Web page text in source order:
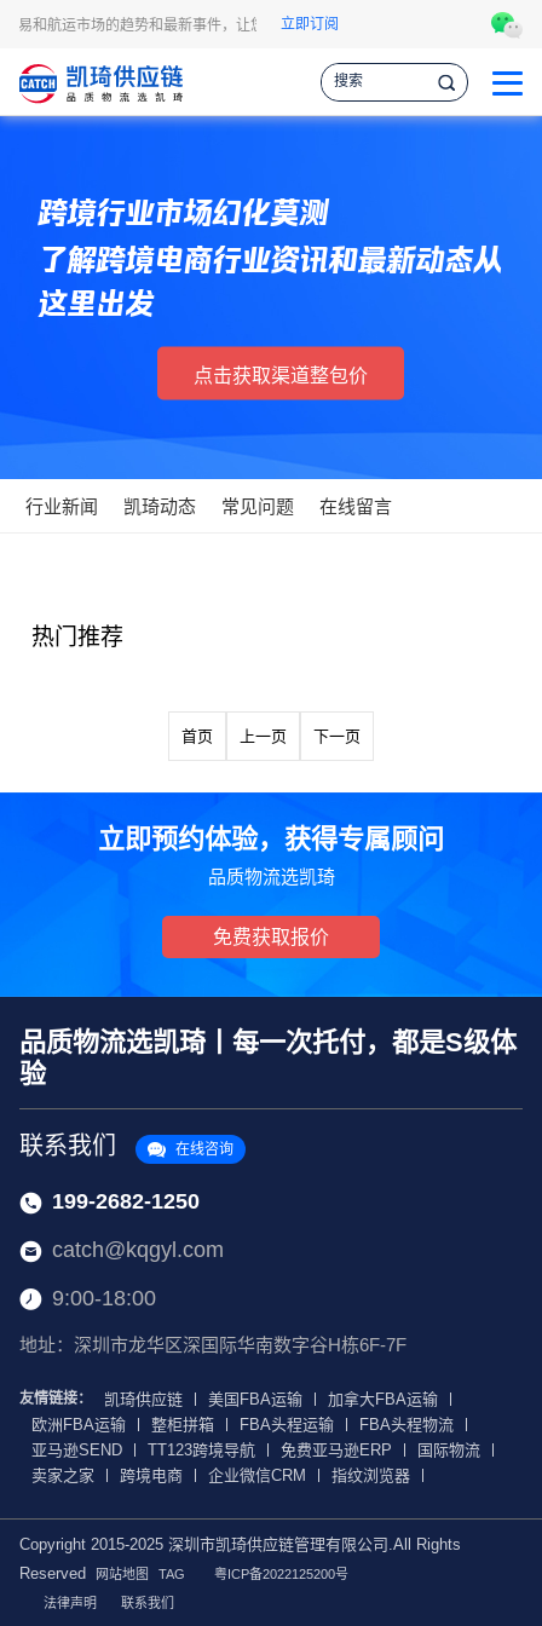
和航运市场的趋势和最新事件，让您掌握各种情报，作出更明智的供应链决策。
立即订阅
跨境行业市场幻化莫测
了解跨境电商行业资讯和最新动态从
这里出发
点击获取渠道整包价
行业新闻 凯琦动态 常见问题 在线留言
热门推荐
首页 上一页 下一页
立即预约体验，获得专属顾问
品质物流选凯琦
免费获取报价
品质物流选凯琦丨每一次托付，都是S级体
验
联系我们 在线咨询
199-2682-1250
catch@kqgyl.com
9:00-18:00
地址：深圳市龙华区深国际华南数字谷H栋6F-7F
友情链接： 凯琦供应链 美国FBA运输
加拿大FBA运输
欧洲FBA运输
整柜拼箱 FBA头程运输
FBA头程物流
亚马逊SEND
TT123跨境导航 免费亚马逊ERP
国际物流
卖家之家
跨境电商 企业微信CRM 指纹浏览器
Copyright 2015-2025 深圳市凯琦供应链管理有限公司.All Rights
Reserved
网站地图 TAG
粤ICP备2022125200号
法律声明
联系我们